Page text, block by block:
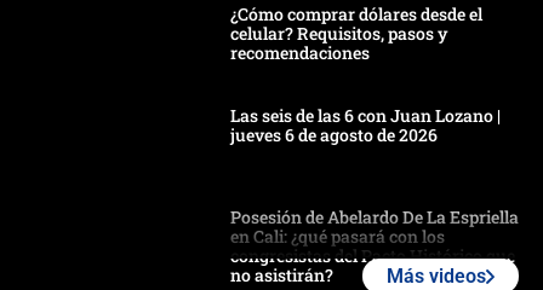
¿Cómo comprar dólares desde el
celular? Requisitos, pasos y
recomendaciones
Las seis de las 6 con Juan Lozano |
jueves 6 de agosto de 2026
Posesión de Abelardo De La Espriella
en Cali: ¿qué pasará con los
congresistas del Pacto Histórico que
no asistirán?
Más videos